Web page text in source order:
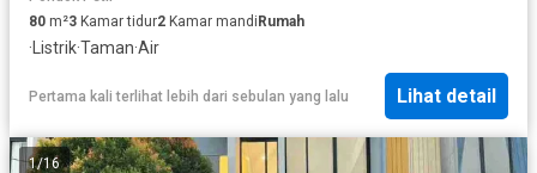
80 m²3 Kamar tidur2 Kamar mandiRumah
· Listrik·Taman·Air
Pertama kali terlihat lebih dari sebulan yang lalu Lihat detail
1/16